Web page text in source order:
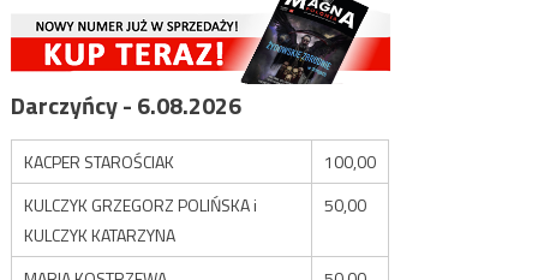
Darczyńcy - 6.08.2026
KACPER STAROŚCIAK
100,00
KULCZYK GRZEGORZ POLIŃSKA i
KULCZYK KATARZYNA
50,00